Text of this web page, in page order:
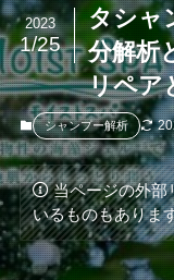
タシャ
分解析
リペア
2023
1/25
シャンプー解析
当ページの外部
いるものもありま